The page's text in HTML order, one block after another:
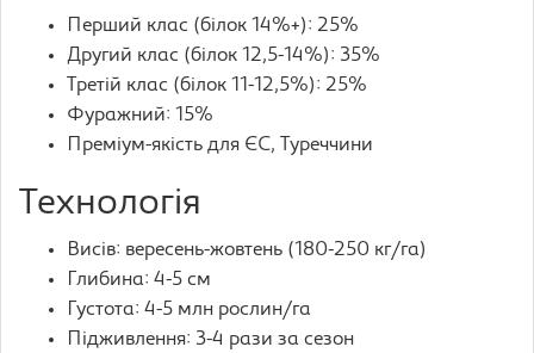
Перший клас (білок 14%+): 25%
Другий клас (білок 12,5-14%): 35%
Третій клас (білок 11-12,5%): 25%
Фуражний: 15%
Преміум-якість для ЄС, Туреччини
Технологія
Висів: вересень-жовтень (180-250 кг/га)
Глибина: 4-5 см
Густота: 4-5 млн рослин/га
Підживлення: 3-4 рази за сезон